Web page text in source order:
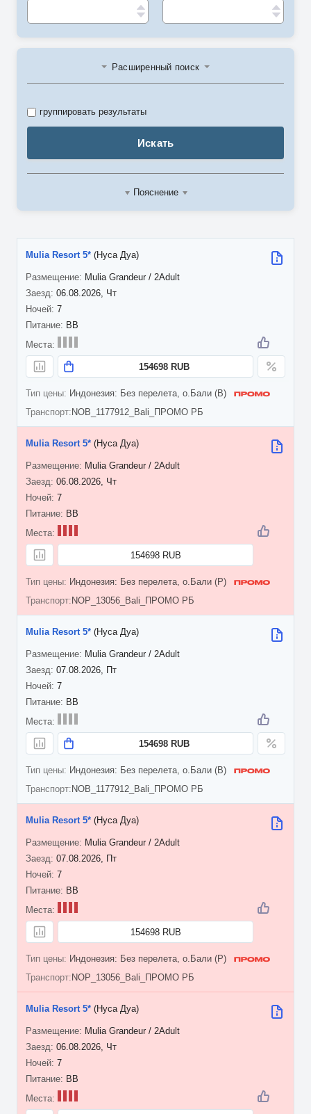
Расширенный поиск
Искать
группировать результаты
Пояснение
06.08.2026, Чт
7
Mulia Resort 5* (Нуса Дуа)
Mulia Grandeur / 2Adult
BB
154698 RUB
Индонезия: Без перелета, о.Бали (B)
NOB_1177912_Bali_ПРОМО РБ
06.08.2026, Чт
7
Mulia Resort 5* (Нуса Дуа)
Mulia Grandeur / 2Adult
BB
154698 RUB
Индонезия: Без перелета, о.Бали (P)
NOP_13056_Bali_ПРОМО РБ
07.08.2026, Пт
7
Mulia Resort 5* (Нуса Дуа)
Mulia Grandeur / 2Adult
BB
154698 RUB
Индонезия: Без перелета, о.Бали (B)
NOB_1177912_Bali_ПРОМО РБ
07.08.2026, Пт
7
Mulia Resort 5* (Нуса Дуа)
Mulia Grandeur / 2Adult
BB
154698 RUB
Индонезия: Без перелета, о.Бали (P)
NOP_13056_Bali_ПРОМО РБ
06.08.2026, Чт
7
Mulia Resort 5* (Нуса Дуа)
Mulia Grandeur / 2Adult
BB